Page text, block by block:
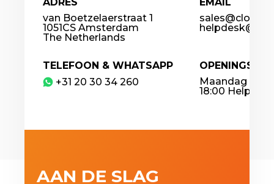
van Boetzelaerstraat 1
1051CS Amsterdam
The Netherlands
TELEFOON & WHATSAPP
​+31 20 30 34 260
Maandag –
18:00
AAN DE SLAG